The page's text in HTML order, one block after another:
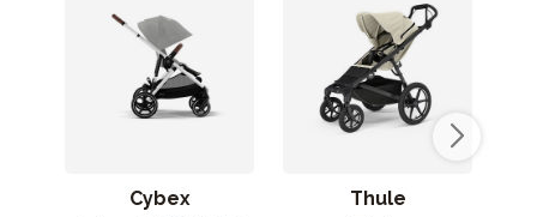
Cybex
Thule